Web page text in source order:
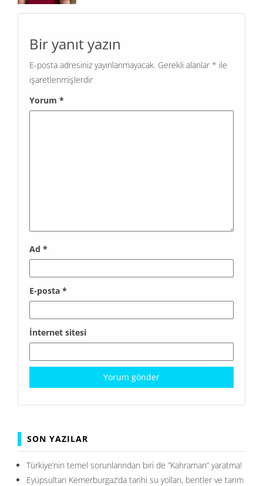
Bir yanıt yazın
E-posta adresiniz yayınlanmayacak. Gerekli alanlar * ile
işaretlenmişlerdir
Yorum *
Ad *
E-posta *
İnternet sitesi
SON YAZILAR
Türkiye’nin temel sorunlarından biri de ”Kahraman” yaratma!
Eyüpsultan Kemerburgaz’da tarihi su yolları, bentler ve tarım